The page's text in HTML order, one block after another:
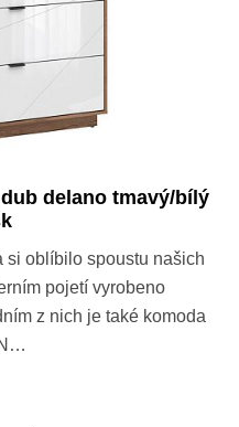
delano tmavý/bílý
si oblíbilo spoustu našich
pojetí vyrobeno
z nich je také komoda